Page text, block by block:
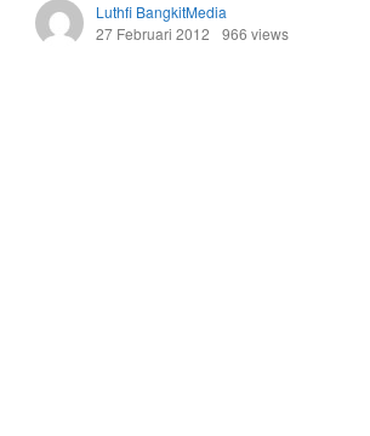
Luthfi BangkitMedia
27 Februari 2012
966 views